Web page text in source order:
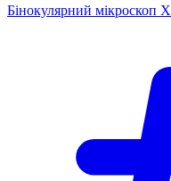
Бінокулярний мікроскоп